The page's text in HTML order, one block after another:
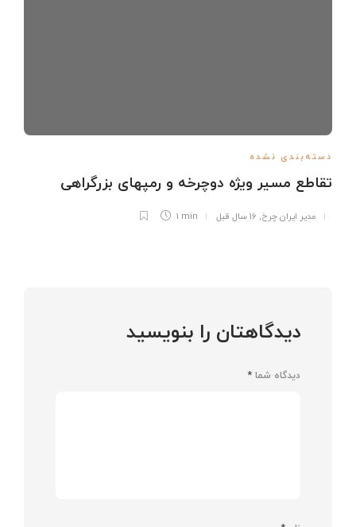
دسته‌بندی نشده
تقاطع مسیر ویژه دوچرخه و رمپهای بزرگراهی
مدیر ایران چرخ, 16 سال قبل 1 min
دیدگاهتان را بنویسید
دیدگاه شما *